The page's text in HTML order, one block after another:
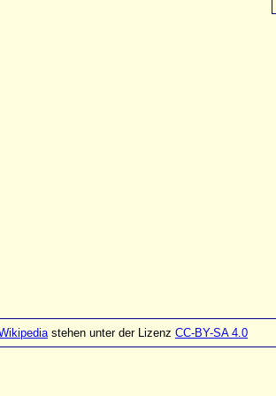
stehen unter der Lizenz CC-BY-SA 4.0